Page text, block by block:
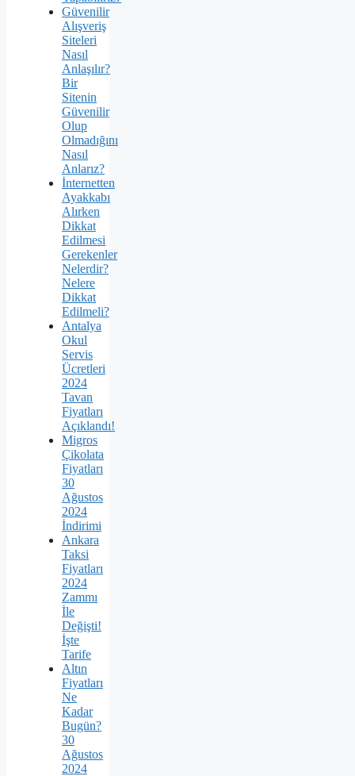
Güvenilir
Alışveriş
Siteleri
Nasıl
Anlaşılır?
Bir
Sitenin
Güvenilir
Olup
Olmadığını
Nasıl
Anlarız?
İnternetten
Ayakkabı
Alırken
Dikkat
Edilmesi
Gerekenler
Nelerdir?
Nelere
Dikkat
Edilmeli?
Antalya
Okul
Servis
Ücretleri
2024
Tavan
Fiyatları
Açıklandı!
Migros
Çikolata
Fiyatları
30
Ağustos
2024
İndirimi
Ankara
Taksi
Fiyatları
2024
Zammı
İle
Değişti!
İşte
Tarife
Altın
Fiyatları
Ne
Kadar
Bugün?
30
Ağustos
2024